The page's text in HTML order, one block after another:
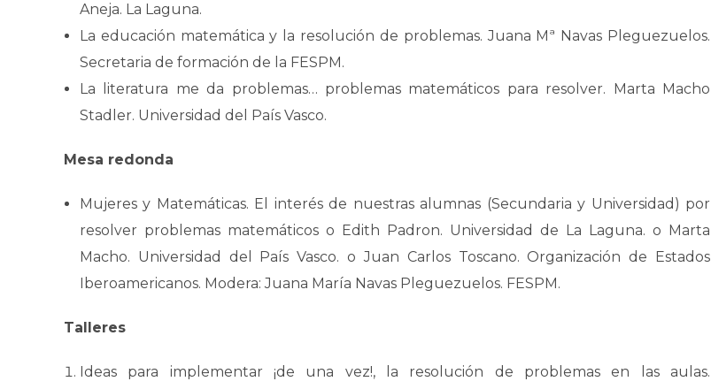
Aneja. La Laguna.
La educación matemática y la resolución de problemas. Juana Mª Navas Pleguezuelos.
Secretaria de formación de la FESPM.
La literatura me da problemas… problemas matemáticos para resolver. Marta Macho
Stadler. Universidad del País Vasco.
Mesa redonda
Mujeres y Matemáticas. El interés de nuestras alumnas (Secundaria y Universidad) por
resolver problemas matemáticos o Edith Padron. Universidad de La Laguna. o Marta
Macho. Universidad del País Vasco. o Juan Carlos Toscano. Organización de Estados
Iberoamericanos. Modera: Juana María Navas Pleguezuelos. FESPM.
Talleres
Ideas para implementar ¡de una vez!, la resolución de problemas en las aulas.